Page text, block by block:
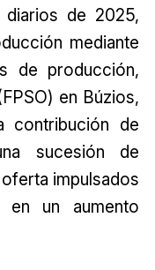
de 2025,
mediante
de producción,
en Búzios,
contribución de
sucesión de
impulsados
un aumento